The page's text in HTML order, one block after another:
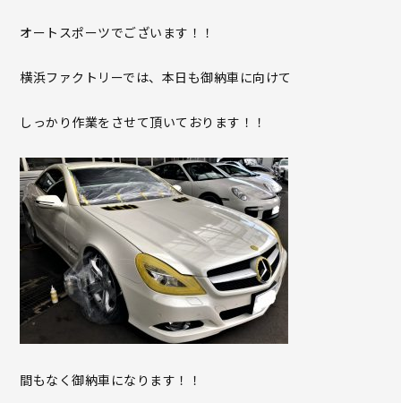
オートスポーツでございます！！
横浜ファクトリーでは、本日も御納車に向けて
しっかり作業をさせて頂いております！！
間もなく御納車になります！！